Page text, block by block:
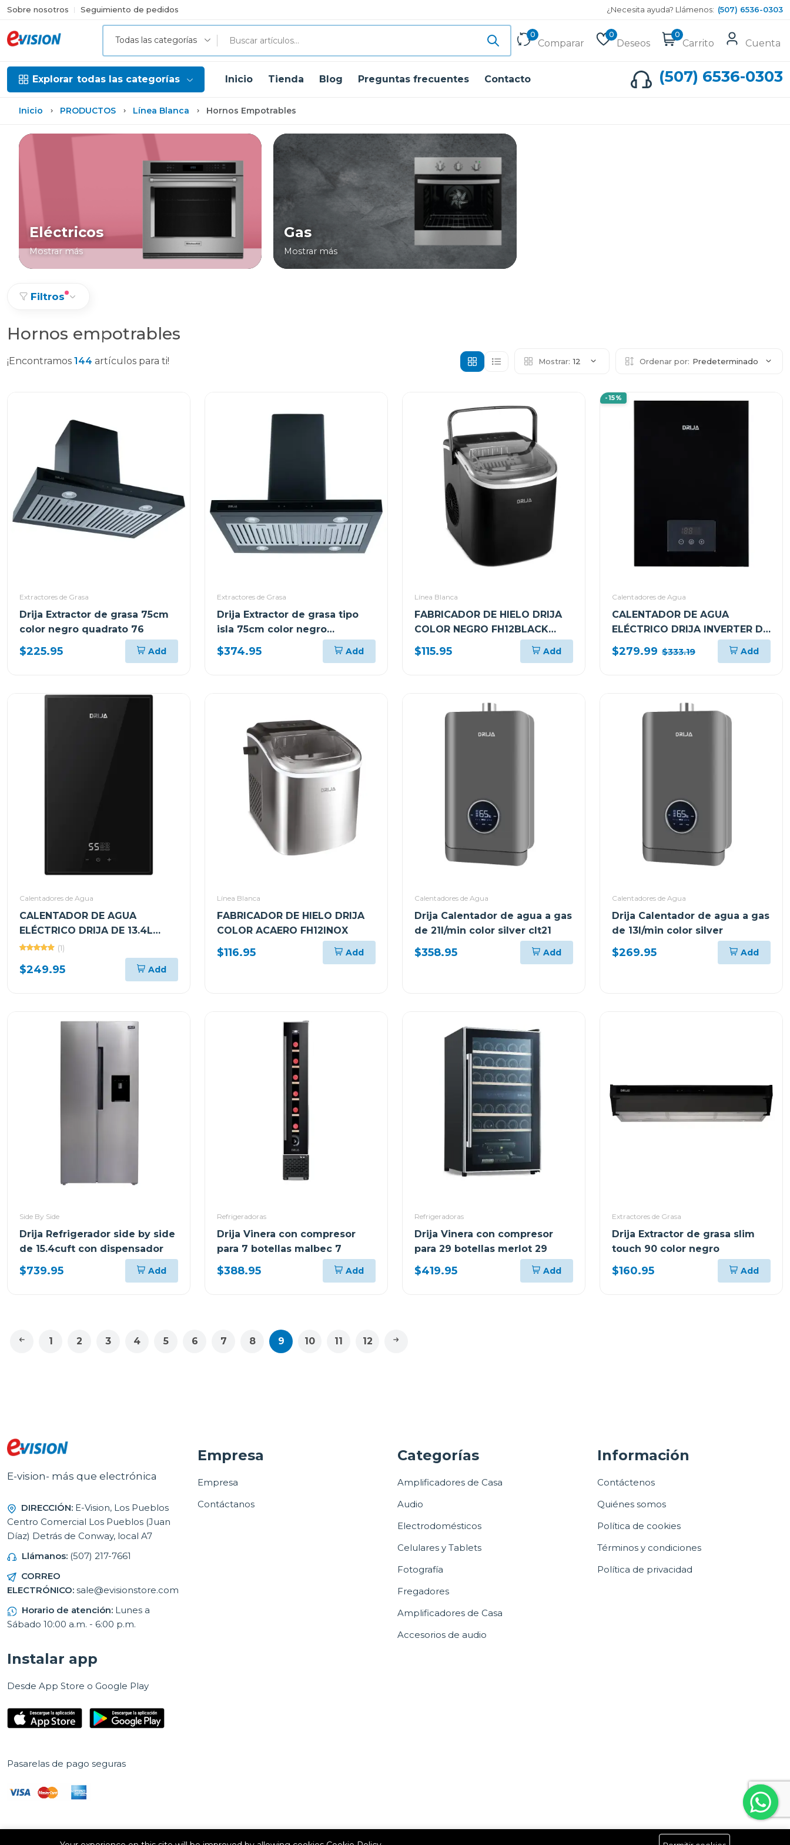
Sobre nosotros Seguimiento de pedidos ¿Necesita ayuda? Llámenos: (507) 6536-0303
Todas las categorías
0
Comparar
0
Deseos
0
Carrito Cuenta
Explorar todas las categorías Inicio Tienda Blog Preguntas frecuentes Contacto (507) 6536-0303
Inicio PRODUCTOS Línea Blanca Hornos Empotrables
Eléctricos
Mostrar más
Gas
Mostrar más
Filtros
Hornos empotrables
¡Encontramos 144 artículos para ti! Mostrar: 12 Ordenar por: Predeterminado
Extractores de Grasa
Drija Extractor de grasa 75cm
color negro quadrato 76
$225.95 Add
Extractores de Grasa
Drija Extractor de grasa tipo
isla 75cm color negro
quadrato 76
$374.95 Add
Línea Blanca
FABRICADOR DE HIELO DRIJA
COLOR NEGRO FH12BLACK
(ICEMAKER)
$115.95 Add
-15%
Calentadores de Agua
CALENTADOR DE AGUA
ELÉCTRICO DRIJA INVERTER DE
21.5L CLTE14K
$279.99 $333.19 Add
Calentadores de Agua
CALENTADOR DE AGUA
ELÉCTRICO DRIJA DE 13.4L
INVERTER CLTE9K
(1)
$249.95 Add
Línea Blanca
FABRICADOR DE HIELO DRIJA
COLOR ACAERO FH12INOX
$116.95 Add
Calentadores de Agua
Drija Calentador de agua a gas
de 21l/min color silver clt21
$358.95 Add
Calentadores de Agua
Drija Calentador de agua a gas
de 13l/min color silver
$269.95 Add
Side By Side
Drija Refrigerador side by side
de 15.4cuft con dispensador
$739.95 Add
Refrigeradoras
Drija Vinera con compresor
para 7 botellas malbec 7
$388.95 Add
Refrigeradoras
Drija Vinera con compresor
para 29 botellas merlot 29
$419.95 Add
Extractores de Grasa
Drija Extractor de grasa slim
touch 90 color negro
$160.95 Add
1 2 3 4 5 6 7 8 9 10 11 12
E-vision- más que electrónica
DIRECCIÓN: E-Vision, Los Pueblos
Centro Comercial Los Pueblos (Juan
Díaz) Detrás de Conway, local A7
Llámanos: (507) 217-7661
CORREO
ELECTRÓNICO: sale@evisionstore.com
Horario de atención: Lunes a
Sábado 10:00 a.m. - 6:00 p.m.
Empresa
Empresa
Contáctanos
Categorías
Amplificadores de Casa
Audio
Electrodomésticos
Celulares y Tablets
Fotografía
Fregadores
Amplificadores de Casa
Accesorios de audio
Información
Contáctenos
Quiénes somos
Política de cookies
Términos y condiciones
Política de privacidad
Instalar app
Desde App Store o Google Play
Pasarelas de pago seguras